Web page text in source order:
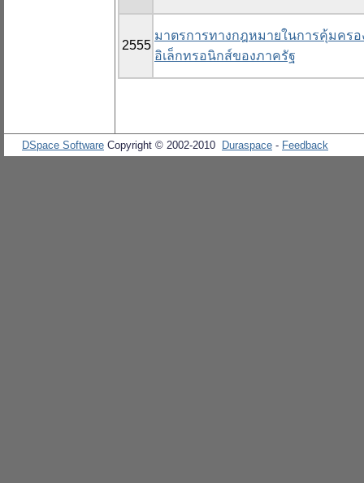
2555
มาตรการทางกฎหมายในการคุ้มคร
อิเล็กทรอนิกส์ของภาครัฐ
DSpace Software Copyright © 2002-2010 Duraspace - Feedback